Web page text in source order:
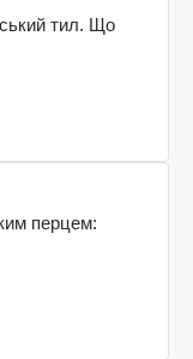
тил. Що
перцем: